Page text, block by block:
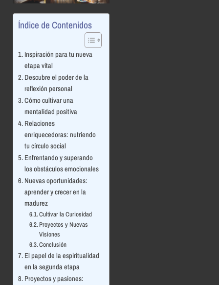
Índice de Contenidos
Inspiración para tu nueva
etapa vital
Descubre el poder de la
reflexión personal
Cómo cultivar una
mentalidad positiva
Relaciones
enriquecedoras: nutriendo
tu círculo social
Enfrentando y superando
los obstáculos emocionales
Nuevas oportunidades:
aprender y crecer en la
madurez
Cultivar la Curiosidad
Proyectos y Nuevas
Visiones
Conclusión
El papel de la espiritualidad
en la segunda etapa
Proyectos y pasiones: